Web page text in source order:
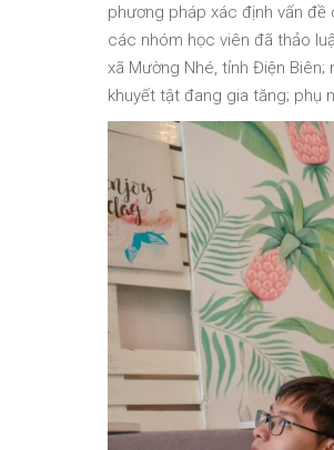
phương pháp xác định vấn
các nhóm học viên đã thảo
xã Mường Nhé, tỉnh Điện
khuyết tật đang gia tăng; phụ